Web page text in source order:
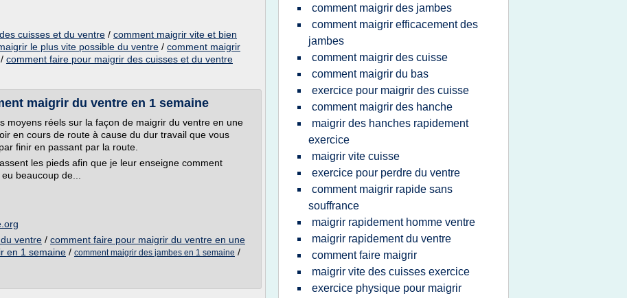
cuisses et du ventre / comment maigrir vite et bien
le plus vite possible du ventre / comment maigrir
/ comment faire pour maigrir des cuisses et du ventre
maigrir du ventre en 1 semaine
moyens réels sur la façon de maigrir du ventre en une
en cours de route à cause du dur travail que vous
finir en passant par la route.
les pieds afin que je leur enseigne comment
beaucoup de...
ventre / comment faire pour maigrir du ventre en une
en 1 semaine / comment maigrir des jambes en 1 semaine /
comment maigrir des jambes
comment maigrir efficacement des
jambes
comment maigrir des cuisse
comment maigrir du bas
exercice pour maigrir des cuisse
comment maigrir des hanche
maigrir des hanches rapidement
exercice
maigrir vite cuisse
exercice pour perdre du ventre
comment maigrir rapide sans
souffrance
maigrir rapidement homme ventre
maigrir rapidement du ventre
comment faire maigrir
maigrir vite des cuisses exercice
exercice physique pour maigrir